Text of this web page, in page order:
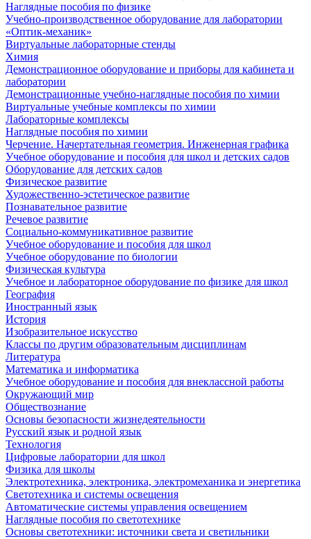
Наглядные пособия по физике
Учебно-производственное оборудование для лаборатории
«Оптик-механик»
Виртуальные лабораторные стенды
Химия
Демонстрационное оборудование и приборы для кабинета и
лаборатории
Демонстрационные учебно-наглядные пособия по химии
Виртуальные учебные комплексы по химии
Лабораторные комплексы
Наглядные пособия по химии
Черчение. Начертательная геометрия. Инженерная графика
Учебное оборудование и пособия для школ и детских садов
Оборудование для детских садов
Физическое развитие
Художественно-эстетическое развитие
Познавательное развитие
Речевое развитие
Социально-коммуникативное развитие
Учебное оборудование и пособия для школ
Учебное оборудование по биологии
Физическая культура
Учебное и лабораторное оборудование по физике для школ
География
Иностранный язык
История
Изобразительное искусство
Классы по другим образовательным дисциплинам
Литература
Математика и информатика
Учебное оборудование и пособия для внеклассной работы
Окружающий мир
Обществознание
Основы безопасности жизнедеятельности
Русский язык и родной язык
Технология
Цифровые лаборатории для школ
Физика для школы
Электротехника, электроника, электромеханика и энергетика
Светотехника и системы освещения
Автоматические системы управления освещением
Наглядные пособия по светотехнике
Основы светотехники: источники света и светильники